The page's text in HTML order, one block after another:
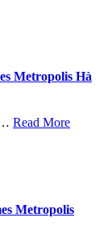
Metropolis Hà
Read More
Metropolis